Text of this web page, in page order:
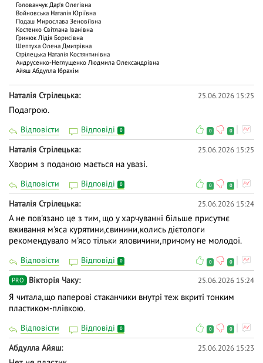
Голованчук Дар‘я Олегівна
Войновська Наталія Юріївна
Подаш Мирослава Зеновіївна
Костенко Світлана Іванівна
Гринюк Лідія Борисівна
Шептуха Олена Дмитрівна
Стрілецька Наталія Костянтинівна
Андрусенко-Неглущенко Людмила Олександрівна
Айяш Абдулла Ібрахім
Наталія Стрілецька 25.06.2026 15:25
Подагрою.
Відповісти Відповіді 0 0 0
Наталія Стрілецька 25.06.2026 15:25
Хворим з поданою мається на увазі.
Відповісти Відповіді 0 0 0
Наталія Стрілецька 25.06.2026 15:24
А не пов'язано це з тим, що у харчуванні більше присутнє
вживання м'яса курятини,свинини,колись дієтологи
рекомендувало м'ясо тільки яловичини,причому не молодої.
Відповісти Відповіді 0 0 0
PRO Вiкторiя Чаку 25.06.2026 15:24
Я читала,що паперові стаканчики внутрі теж вкриті тонким
пластиком-плівкою.
Відповісти Відповіді 0 0 0
Абдулла Айяш 25.06.2026 15:23